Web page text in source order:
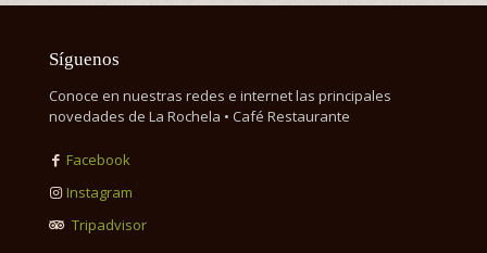
Síguenos
Conoce en nuestras redes e internet las principales
novedades de La Rochela • Café Restaurante
Facebook
Instagram
Tripadvisor